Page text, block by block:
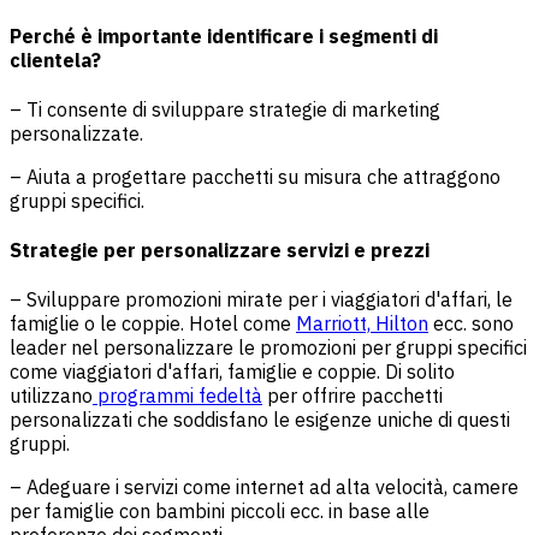
Perché è importante identificare i segmenti di
clientela?
– Ti consente di sviluppare strategie di marketing
personalizzate.
– Aiuta a progettare pacchetti su misura che attraggono
gruppi specifici.
Strategie per personalizzare servizi e prezzi
– Sviluppare promozioni mirate per i viaggiatori d'affari, le
famiglie o le coppie. Hotel come Marriott, Hilton ecc. sono
leader nel personalizzare le promozioni per gruppi specifici
come viaggiatori d'affari, famiglie e coppie. Di solito
utilizzano programmi fedeltà per offrire pacchetti
personalizzati che soddisfano le esigenze uniche di questi
gruppi.
– Adeguare i servizi come internet ad alta velocità, camere
per famiglie con bambini piccoli ecc. in base alle